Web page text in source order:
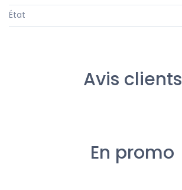
État
Avis clients
En promo